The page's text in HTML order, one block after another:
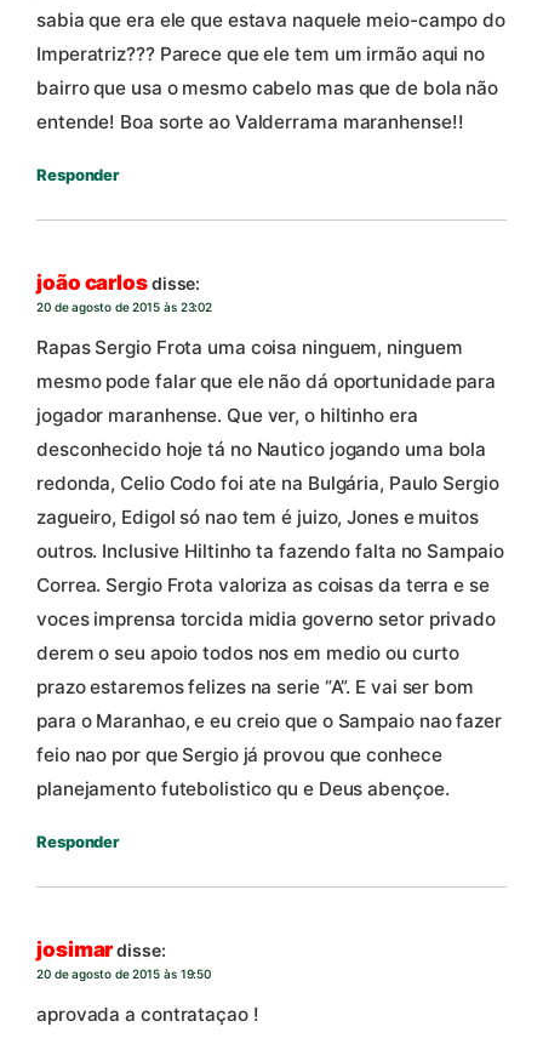
sabia que era ele que estava naquele meio-campo do
Imperatriz??? Parece que ele tem um irmão aqui no
bairro que usa o mesmo cabelo mas que de bola não
entende! Boa sorte ao Valderrama maranhense!!
Responder
joão carlosdisse:
20 de agosto de 2015 às 23:02
Rapas Sergio Frota uma coisa ninguem, ninguem
mesmo pode falar que ele não dá oportunidade para
jogador maranhense. Que ver, o hiltinho era
desconhecido hoje tá no Nautico jogando uma bola
redonda, Celio Codo foi ate na Bulgária, Paulo Sergio
zagueiro, Edigol só nao tem é juizo, Jones e muitos
outros. Inclusive Hiltinho ta fazendo falta no Sampaio
Correa. Sergio Frota valoriza as coisas da terra e se
voces imprensa torcida midia governo setor privado
derem o seu apoio todos nos em medio ou curto
prazo estaremos felizes na serie “A”. E vai ser bom
para o Maranhao, e eu creio que o Sampaio nao fazer
feio nao por que Sergio já provou que conhece
planejamento futebolistico qu e Deus abençoe.
Responder
josimardisse:
20 de agosto de 2015 às 19:50
aprovada a contrataçao !